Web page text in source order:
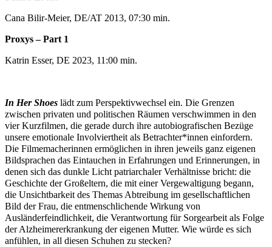
Cana Bilir-Meier, DE/AT 2013, 07:30 min.
Proxys – Part 1
Katrin Esser, DE 2023, 11:00 min.
In Her Shoes lädt zum Perspektivwechsel ein. Die Grenzen
zwischen privaten und politischen Räumen verschwimmen in den
vier Kurzfilmen, die gerade durch ihre autobiografischen Bezüge
unsere emotionale Involviertheit als Betrachter*innen einfordern.
Die Filmemacherinnen ermöglichen in ihren jeweils ganz eigenen
Bildsprachen das Eintauchen in Erfahrungen und Erinnerungen, in
denen sich das dunkle Licht patriarchaler Verhältnisse bricht: die
Geschichte der Großeltern, die mit einer Vergewaltigung begann,
die Unsichtbarkeit des Themas Abtreibung im gesellschaftlichen
Bild der Frau, die entmenschlichende Wirkung von
Ausländerfeindlichkeit, die Verantwortung für Sorgearbeit als Folge
der Alzheimererkrankung der eigenen Mutter. Wie würde es sich
anfühlen, in all diesen Schuhen zu stecken?